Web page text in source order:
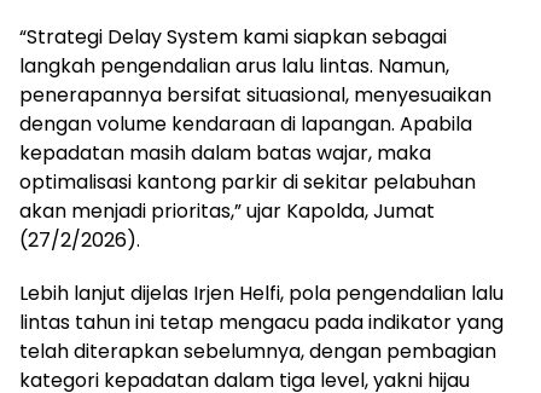
“Strategi Delay System kami siapkan sebagai
langkah pengendalian arus lalu lintas. Namun,
penerapannya bersifat situasional, menyesuaikan
dengan volume kendaraan di lapangan. Apabila
kepadatan masih dalam batas wajar, maka
optimalisasi kantong parkir di sekitar pelabuhan
akan menjadi prioritas,” ujar Kapolda, Jumat
(27/2/2026).
Lebih lanjut dijelas Irjen Helfi, pola pengendalian lalu
lintas tahun ini tetap mengacu pada indikator yang
telah diterapkan sebelumnya, dengan pembagian
kategori kepadatan dalam tiga level, yakni hijau